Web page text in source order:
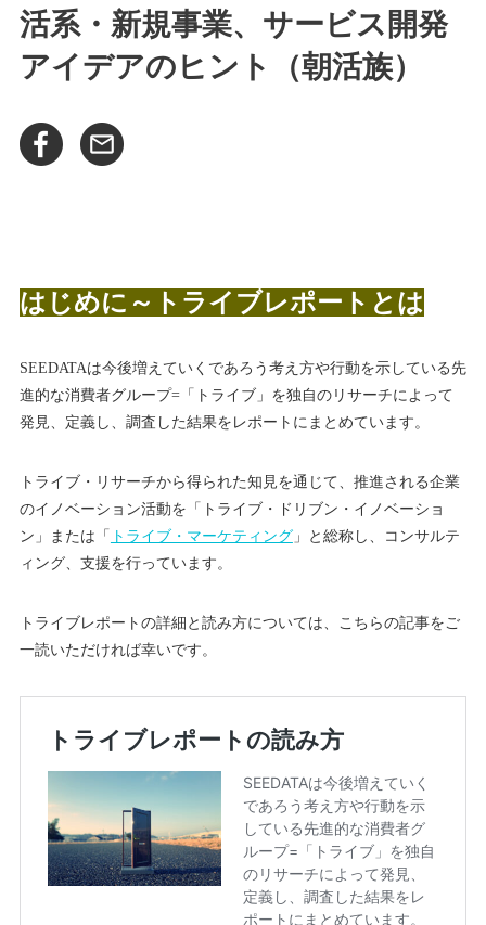
活系・新規事業、サービス開発
アイデアのヒント（朝活族）
はじめに～トライブレポートとは
SEEDATAは今後増えていくであろう考え方や行動を示している先
進的な消費者グループ=「トライブ」を独自のリサーチによって
発見、定義し、調査した結果をレポートにまとめています。
トライブ・リサーチから得られた知見を通じて、推進される企業
のイノベーション活動を「トライブ・ドリブン・イノベーショ
ン」または「
トライブ・マーケティング」と総称し、コンサルテ
ィング、支援を行っています。
トライブレポートの詳細と読み方については、こちらの記事をご
一読いただければ幸いです。